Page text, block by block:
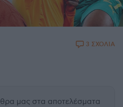
3 ΣΧΟΛΙΑ
μας στα αποτελέσματα